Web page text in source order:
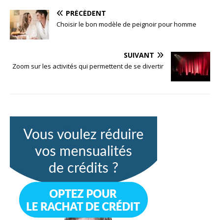
PRÉCÉDENT
Choisir le bon modèle de peignoir pour homme
SUIVANT
Zoom sur les activités qui permettent de se divertir